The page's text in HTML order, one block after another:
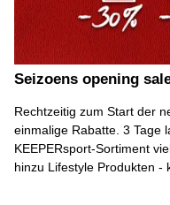
Seizoens opening
Rechtzeitig zum Start der
einmalige Rabatte. 3 Tage
KEEPERsport-Sortiment
hinzu Lifestyle Produkten -